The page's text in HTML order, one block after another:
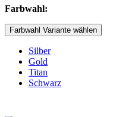
Farbwahl:
Farbwahl Variante wählen
Silber
Gold
Titan
Schwarz